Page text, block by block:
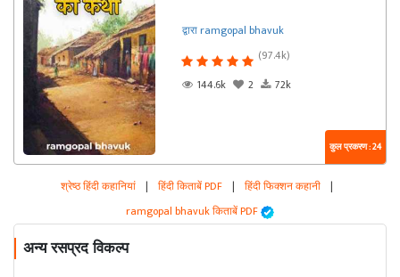
द्वारा ramgopal bhavuk
(97.4k)
144.6k
2 72k
कुल प्रकरण : 24
श्रेष्ठ हिंदी कहानियां | हिंदी किताबें PDF | हिंदी फिक्शन कहानी |
ramgopal bhavuk किताबें PDF
अन्य रसप्रद विकल्प